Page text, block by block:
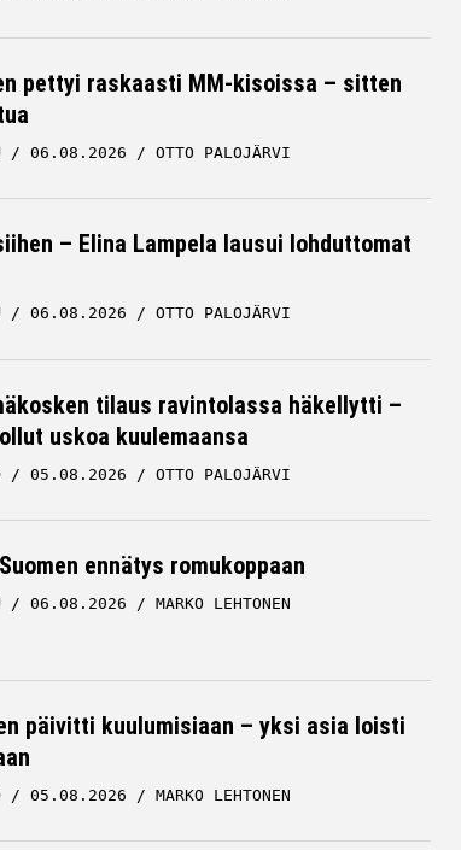
pettyi raskaasti MM-kisoissa – sitten
06.08.2026 OTTO PALOJÄRVI
– Elina Lampela lausui lohduttomat
06.08.2026 OTTO PALOJÄRVI
tilaus ravintolassa häkellytti –
uskoa kuulemaansa
05.08.2026 OTTO PALOJÄRVI
ennätys romukoppaan
06.08.2026 MARKO LEHTONEN
päivitti kuulumisiaan – yksi asia loisti
05.08.2026 MARKO LEHTONEN